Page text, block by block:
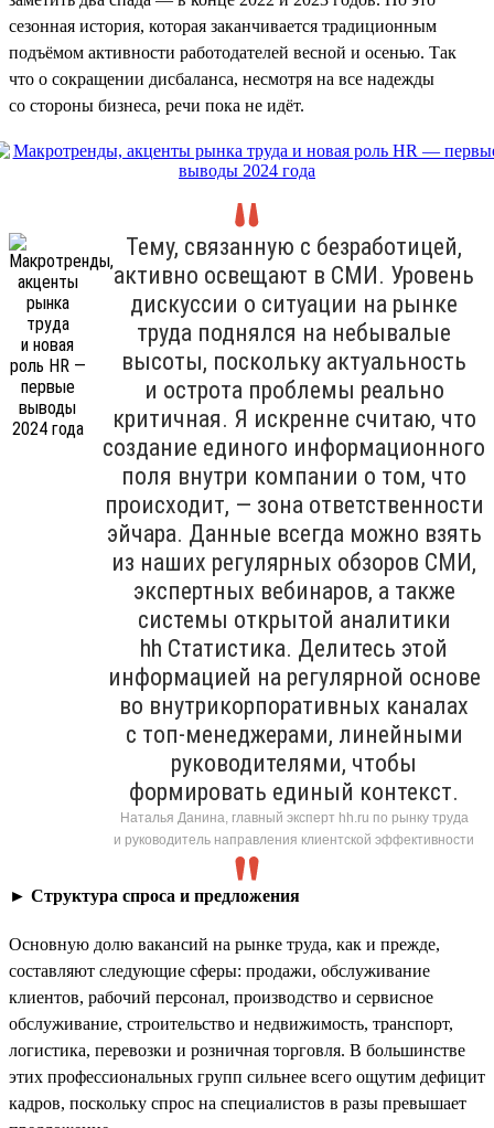
сезонная история, которая заканчивается традиционным
подъёмом активности работодателей весной и осенью. Так
что о сокращении дисбаланса, несмотря на все надежды
со стороны бизнеса, речи пока не идёт.
Тему, связанную с безработицей,
активно освещают в СМИ. Уровень
дискуссии о ситуации на рынке
труда поднялся на небывалые
высоты, поскольку актуальность
и острота проблемы реально
критичная. Я искренне считаю, что
создание единого информационного
поля внутри компании о том, что
происходит, — зона ответственности
эйчара. Данные всегда можно взять
из наших регулярных обзоров СМИ,
экспертных вебинаров, а также
системы открытой аналитики
hh Статистика. Делитесь этой
информацией на регулярной основе
во внутрикорпоративных каналах
с топ-менеджерами, линейными
руководителями, чтобы
формировать единый контекст.
Наталья Данина, главный эксперт hh.ru по рынку труда
и руководитель направления клиентской эффективности
► Структура спроса и предложения
Основную долю вакансий на рынке труда, как и прежде,
составляют следующие сферы: продажи, обслуживание
клиентов, рабочий персонал, производство и сервисное
обслуживание, строительство и недвижимость, транспорт,
логистика, перевозки и розничная торговля. В большинстве
этих профессиональных групп сильнее всего ощутим дефицит
кадров, поскольку спрос на специалистов в разы превышает